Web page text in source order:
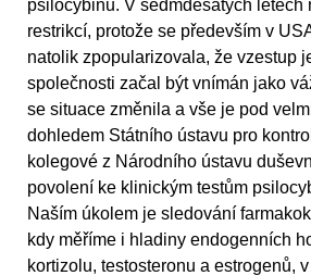
psilocybinu. V sedmdesátých letech
restrikcí, protože se především v
natolik zpopularizovala, že vzestup
společnosti začal být vnímán jako
se situace změnila a vše je pod
dohledem Státního ústavu pro
kolegové z Národního ústavu
povolení ke klinickým testům
Naším úkolem je sledování
kdy měříme i hladiny endogenních
kortizolu, testosteronu a estrogenů,